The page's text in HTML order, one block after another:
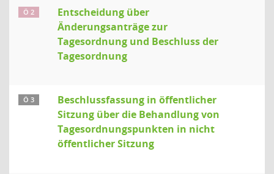
Ö 2
Entscheidung über
Änderungsanträge zur
Tagesordnung und Beschluss der
Tagesordnung
Ö 3
Beschlussfassung in öffentlicher
Sitzung über die Behandlung von
Tagesordnungspunkten in nicht
öffentlicher Sitzung